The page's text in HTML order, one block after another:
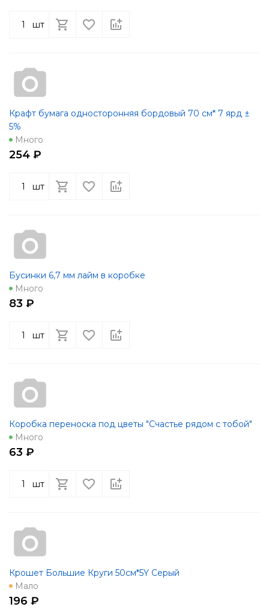
шт
Крафт бумага односторонняя бордовый 70 см* 7 ярд ±
5%
Много
254 ₽
шт
Бусинки 6,7 мм лайм в коробке
Много
83 ₽
шт
Коробка переноска под цветы "Счастье рядом с тобой"
Много
63 ₽
шт
Крошет Большие Круги 50см*5Y Серый
Мало
196 ₽